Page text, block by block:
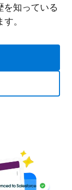
を知っている
。